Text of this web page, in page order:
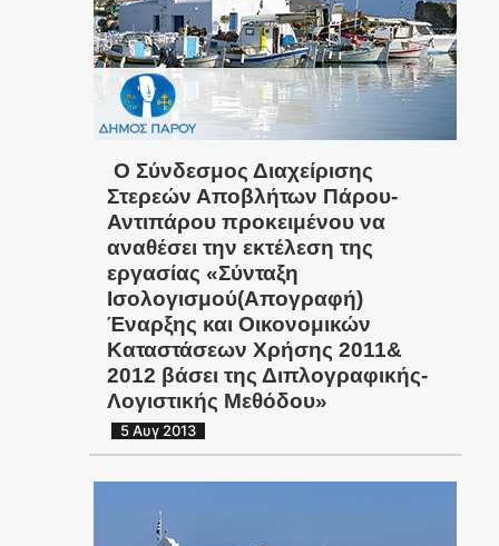
Ο Σύνδεσμος Διαχείρισης
Στερεών Αποβλήτων Πάρου-
Αντιπάρου προκειμένου να
αναθέσει την εκτέλεση της
εργασίας «Σύνταξη
Ισολογισμού(Απογραφή)
Έναρξης και Οικονομικών
Καταστάσεων Χρήσης 2011&
2012 βάσει της Διπλογραφικής-
Λογιστικής Μεθόδου»
5 Αυγ 2013